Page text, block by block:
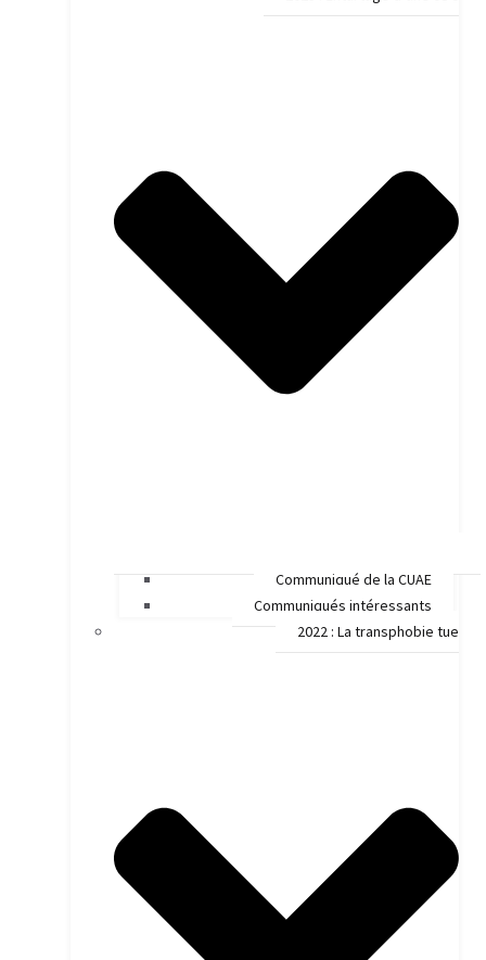
Communiqué de la CUAE
Communiqués intéressants
2022 : La transphobie tue